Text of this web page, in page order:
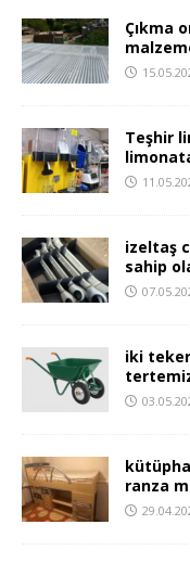
Çıkma
Teşhir
izeltaş
sahip
iki
ranza